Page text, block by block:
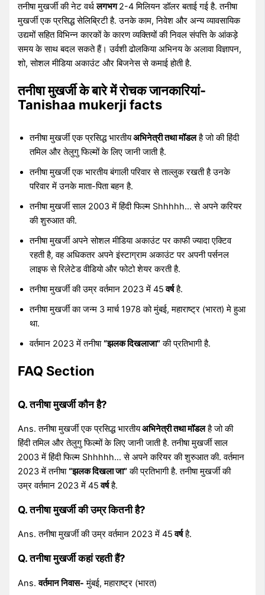
तनीषा मुखर्जी की नेट वर्थलगभग2-4 मिलियन डॉलर बताई गई है. तनीषा
मुखर्जी एक प्रसिद्ध सेलिब्रिटी है. उनके काम, निवेश और अन्य व्यावसायिक
उद्यमों सहित विभिन्न कारकों के कारण व्यक्तियों की निवल संपत्ति के आंकड़े
समय के साथ बदल सकते हैं। उर्वशी ढोलकिया अभिनय के अलावा विज्ञापन,
शो, सोशल मीडिया अकाउंट और बिजनेस से कमाई होती है.
तनीषा मुखर्जी के बारे में रोचक जानकारियां-
Tanishaa mukerji facts
तनीषा मुखर्जी एक प्रसिद्ध भारतीयअभिनेत्री तथा मॉडलहै जो की हिंदी
तमिल और तेलुगु फिल्मों के लिए जानी जाती है.
तनीषा मुखर्जी एक भारतीय बंगाली परिवार से ताल्लुक रखती है उनके
परिवार में उनके माता-पिता बहन है.
तनीषा मुखर्जी साल 2003 में हिंदी फिल्म Shhhhh… से अपने करियर
की शुरुआत की.
तनीषा मुखर्जी अपने सोशल मीडिया अकाउंट पर काफी ज्यादा एक्टिव
रहती है, वह अधिकतर अपने इंस्टाग्राम अकाउंट पर अपनी पर्सनल
लाइफ से रिलेटेड वीडियो और फोटो शेयर करती है.
तनीषा मुखर्जी की उम्र वर्तमान 2023 में 45वर्षहै.
तनीषा मुखर्जी का जन्म 3 मार्च 1978 को मुंबई, महाराष्ट्र (भारत) मे हुआ
था.
वर्तमान 2023 में तनीषा“झलक दिखलाजा”की प्रतिभागी है.
FAQ Section
Q. तनीषा मुखर्जी कौन है?
Ans. तनीषा मुखर्जी एक प्रसिद्ध भारतीयअभिनेत्री तथा मॉडलहै जो की
हिंदी तमिल और तेलुगु फिल्मों के लिए जानी जाती है. तनीषा मुखर्जी साल
2003 में हिंदी फिल्म Shhhhh… से अपने करियर की शुरुआत की. वर्तमान
2023 में तनीषा“झलक दिखला जा”की प्रतिभागी है. तनीषा मुखर्जी की
उम्र वर्तमान 2023 में 45वर्षहै.
Q. तनीषा मुखर्जी की उम्र कितनी है?
Ans. तनीषा मुखर्जी की उम्र वर्तमान 2023 में 45वर्षहै.
Q. तनीषा मुखर्जी कहां रहती हैं?
Ans.वर्तमान निवास- मुंबई, महाराष्ट्र (भारत)